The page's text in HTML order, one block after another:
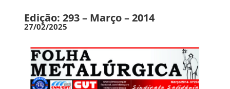
Edição: 293 – Março – 2014
27/02/2025